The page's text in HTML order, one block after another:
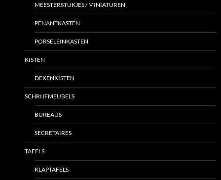
MEESTERSTUKJES / MINIATUREN
PENANTKASTEN
PORSELEINKASTEN
KISTEN
DEKENKISTEN
SCHRIJFMEUBELS
BUREAUS
SECRETAIRES
TAFELS
KLAPTAFELS